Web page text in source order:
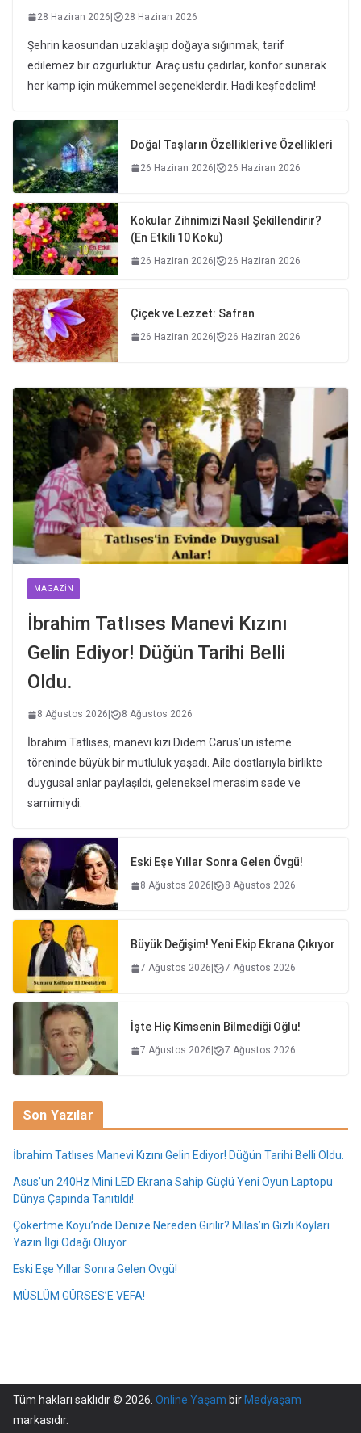
28 Haziran 2026| 28 Haziran 2026
Şehrin kaosundan uzaklaşıp doğaya sığınmak, tarif
edilemez bir özgürlüktür. Araç üstü çadırlar, konfor sunarak
her kamp için mükemmel seçeneklerdir. Hadi keşfedelim!
Doğal Taşların Özellikleri ve Özellikleri
26 Haziran 2026| 26 Haziran 2026
Kokular Zihnimizi Nasıl Şekillendirir?
(En Etkili 10 Koku)
26 Haziran 2026| 26 Haziran 2026
Çiçek ve Lezzet: Safran
26 Haziran 2026| 26 Haziran 2026
MAGAZIN
İbrahim Tatlıses Manevi Kızını
Gelin Ediyor! Düğün Tarihi Belli
Oldu.
8 Ağustos 2026 8 Ağustos 2026
İbrahim Tatlıses, manevi kızı Didem Carus’un isteme
töreninde büyük bir mutluluk yaşadı. Aile dostlarıyla birlikte
duygusal anlar paylaşıldı, geleneksel merasim sade ve
samimiydi.
Eski Eşe Yıllar Sonra Gelen Övgü!
8 Ağustos 2026 8 Ağustos 2026
Büyük Değişim! Yeni Ekip Ekrana Çıkıyor
7 Ağustos 2026 7 Ağustos 2026
İşte Hiç Kimsenin Bilmediği Oğlu!
7 Ağustos 2026 7 Ağustos 2026
Son Yazılar
İbrahim Tatlıses Manevi Kızını Gelin Ediyor! Düğün Tarihi Belli Oldu.
Asus’un 240Hz Mini LED Ekrana Sahip Güçlü Yeni Oyun Laptopu
Dünya Çapında Tanıtıldı!
Çökertme Köyü’nde Denize Nereden Girilir? Milas’ın Gizli Koyları
Yazın İlgi Odağı Oluyor
Eski Eşe Yıllar Sonra Gelen Övgü!
MÜSLÜM GÜRSES’E VEFA!
Tüm hakları saklıdır © 2026. Online Yaşam bir Medyaşam
markasıdır.